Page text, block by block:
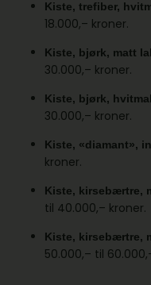
Kiste, trefiber,
18.000,– kroner.
Kiste, bjørk, matt
30.000,– kroner.
Kiste, bjørk,
30.000,– kroner.
Kiste, «diamant»,
kroner.
Kiste, kirsebærtre,
til 40.000,– kroner.
Kiste, kirsebærtre,
50.000,– til